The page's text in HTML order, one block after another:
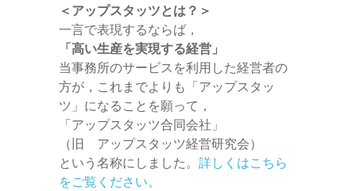
＜アップスタッツとは？＞
一言で表現するならば，
「高い生産を実現する経営」
当事務所のサービスを利用した経営者の
方が，これまでよりも「アップスタッ
ツ」になることを願って，
「アップスタッツ合同会社」
（旧 アップスタッツ経営研究会）
という名称にしました。 詳しくはこちら
をご覧ください。